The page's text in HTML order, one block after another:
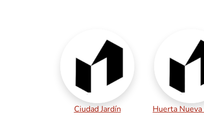
Ciudad Jardín
Huerta Nueva